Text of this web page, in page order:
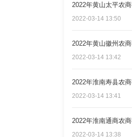
2022年黄山太平农
2022-03-14 13:50
2022年黄山徽州农
2022-03-14 13:42
2022年淮南寿县农
2022-03-14 13:41
2022年淮南通商农
2022-03-14 13:38